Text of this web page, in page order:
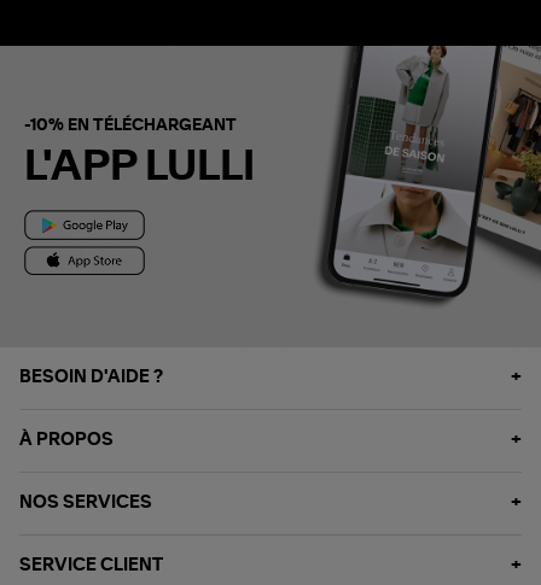
-10% EN TÉLÉCHARGEANT
L'APP LULLI
BESOIN D'AIDE ?
À PROPOS
NOS SERVICES
SERVICE CLIENT